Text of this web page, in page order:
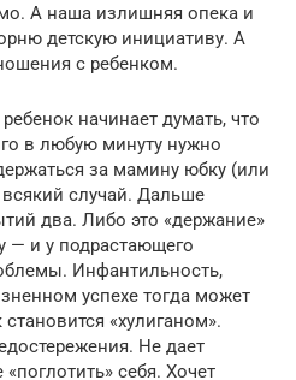
А наша излишняя опека и
детскую инициативу. А
с ребенком.
начинает думать, что
в любую минуту нужно
за мамину юбку (или
случай. Дальше
два. Либо это «держание»
— и у подрастающего
Инфантильность,
успехе тогда может
«хулиганом».
Не дает
себя. Хочет